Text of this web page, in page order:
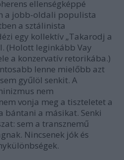
ellenségképpé
a jobb-oldali populista
a sztálinista
egy kollektív „Takarodj a
(Holott leginkább Vay
a konzervatív retorikába.)
lenne mielőbb azt
gyűlöl senkit. A
nem
vonja meg a tiszteletet a
bántani a másikat. Senki
sem a transznemű
Nincsenek jók és